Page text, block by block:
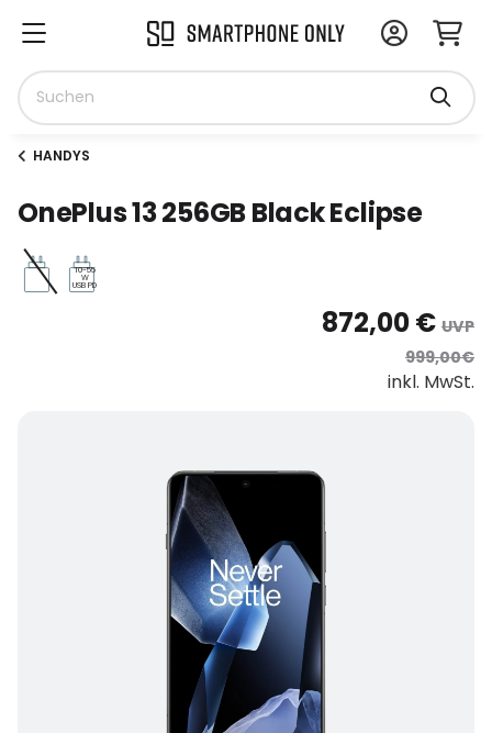
HANDYS
OnePlus 13 256GB Black Eclipse
10-55
W
USB PD
872,00 € UVP
999,00€
inkl. MwSt.